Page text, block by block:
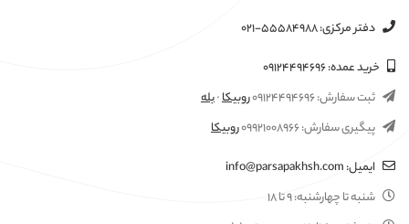
دفتر مرکزی:۰۲۱-۵۵۵۸۴۹۸۸
خرید عمده:۰۹۱۲۴۴۹۴۶۹۶
ثبت سفارش:۰۹۱۲۴۴۹۴۶۹۶روبیکا·بله
پیگیری سفارش:۰۹۹۲۱۰۰۸۹۶۶روبیکا
ایمیل:info@parsapakhsh.com
شنبه تا چهارشنبه:۹ تا ۱۸